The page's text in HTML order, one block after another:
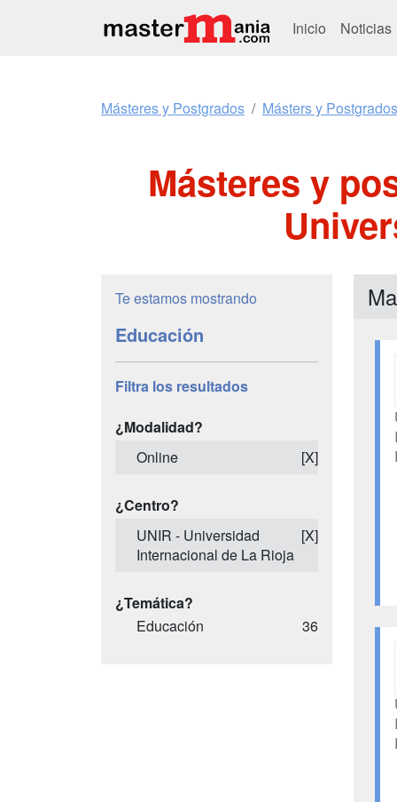
Inicio Noticias
Másteres y Postgrados Másters y
Másteres y
Te estamos mostrando
Educación
Filtra los resultados
¿Modalidad?
Online
[X]
¿Centro?
UNIR - Universidad
Internacional de La Rioja
[X]
¿Temática?
Educación
36